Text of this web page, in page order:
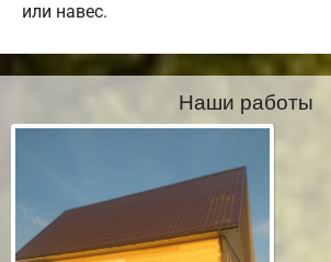
или навес.
Наши работы